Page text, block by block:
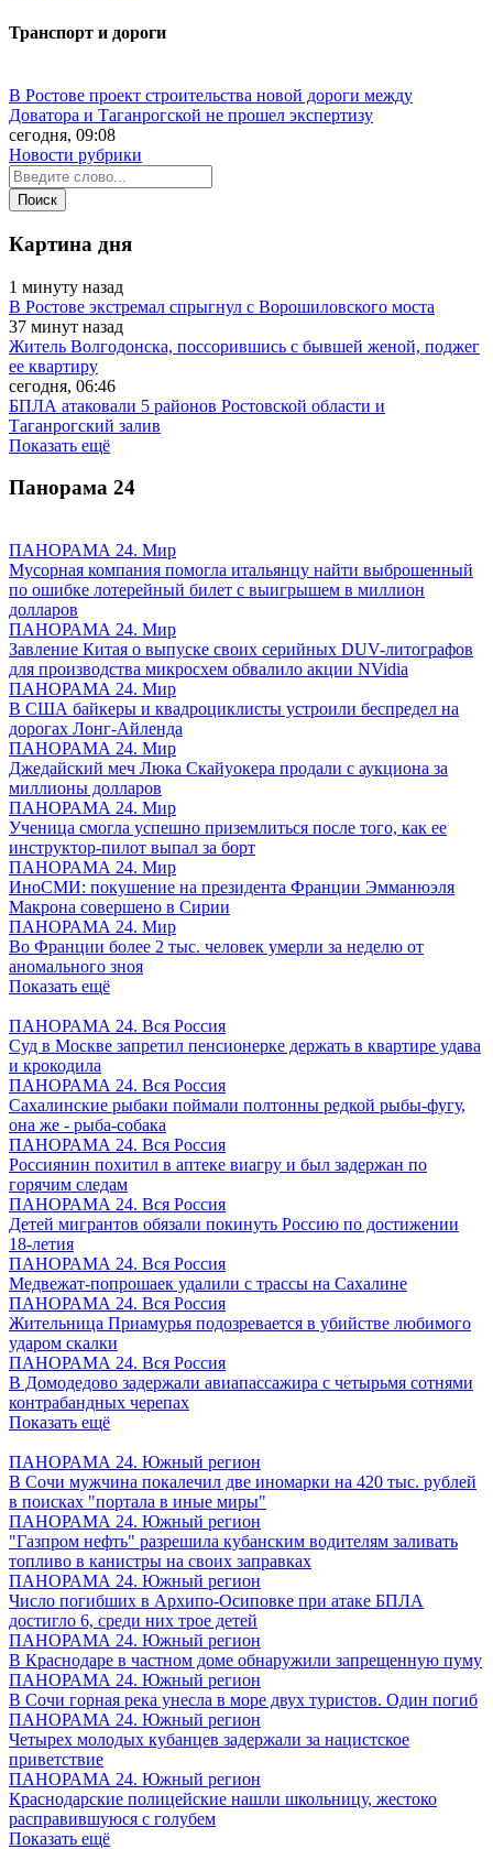
Транспорт и дороги
В Ростове проект строительства новой дороги между
Доватора и Таганрогской не прошел экспертизу
сегодня, 09:08
Новости рубрики
Картина дня
1 минуту назад
В Ростове экстремал спрыгнул с Ворошиловского моста
37 минут назад
Житель Волгодонска, поссорившись с бывшей женой, поджег
ее квартиру
сегодня, 06:46
БПЛА атаковали 5 районов Ростовской области и
Таганрогский залив
Показать ещё
Панорама 24
ПАНОРАМА 24. Мир
Мусорная компания помогла итальянцу найти выброшенный
по ошибке лотерейный билет с выигрышем в миллион
долларов
ПАНОРАМА 24. Мир
Завление Китая о выпуске своих серийных DUV-литографов
для производства микросхем обвалило акции NVidia
ПАНОРАМА 24. Мир
В США байкеры и квадроциклисты устроили беспредел на
дорогах Лонг-Айленда
ПАНОРАМА 24. Мир
Джедайский меч Люка Скайуокера продали с аукциона за
миллионы долларов
ПАНОРАМА 24. Мир
Ученица смогла успешно приземлиться после того, как ее
инструктор-пилот выпал за борт
ПАНОРАМА 24. Мир
ИноСМИ: покушение на президента Франции Эмманюэля
Макрона совершено в Сирии
ПАНОРАМА 24. Мир
Во Франции более 2 тыс. человек умерли за неделю от
аномального зноя
Показать ещё
ПАНОРАМА 24. Вся Россия
Суд в Москве запретил пенсионерке держать в квартире удава
и крокодила
ПАНОРАМА 24. Вся Россия
Сахалинские рыбаки поймали полтонны редкой рыбы-фугу,
она же - рыба-собака
ПАНОРАМА 24. Вся Россия
Россиянин похитил в аптеке виагру и был задержан по
горячим следам
ПАНОРАМА 24. Вся Россия
Детей мигрантов обязали покинуть Россию по достижении
18-летия
ПАНОРАМА 24. Вся Россия
Медвежат-попрошаек удалили с трассы на Сахалине
ПАНОРАМА 24. Вся Россия
Жительница Приамурья подозревается в убийстве любимого
ударом скалки
ПАНОРАМА 24. Вся Россия
В Домодедово задержали авиапассажира с четырьмя сотнями
контрабандных черепах
Показать ещё
ПАНОРАМА 24. Южный регион
В Сочи мужчина покалечил две иномарки на 420 тыс. рублей
в поисках "портала в иные миры"
ПАНОРАМА 24. Южный регион
"Газпром нефть" разрешила кубанским водителям заливать
топливо в канистры на своих заправках
ПАНОРАМА 24. Южный регион
Число погибших в Архипо-Осиповке при атаке БПЛА
достигло 6, среди них трое детей
ПАНОРАМА 24. Южный регион
В Краснодаре в частном доме обнаружили запрещенную пуму
ПАНОРАМА 24. Южный регион
В Сочи горная река унесла в море двух туристов. Один погиб
ПАНОРАМА 24. Южный регион
Четырех молодых кубанцев задержали за нацистское
приветствие
ПАНОРАМА 24. Южный регион
Краснодарские полицейские нашли школьницу, жестоко
расправившуюся с голубем
Показать ещё